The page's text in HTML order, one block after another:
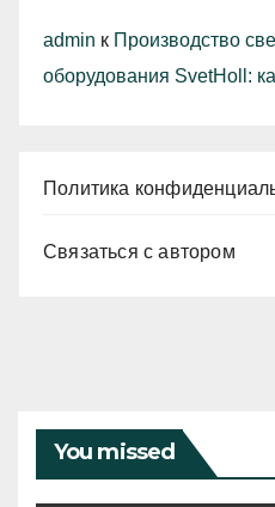
admin к Производство
оборудования SvetHoll:
Политика
Связаться с автором
You missed